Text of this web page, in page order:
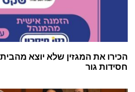
הכירו את המגזין שלא יוצא
חסידות גור